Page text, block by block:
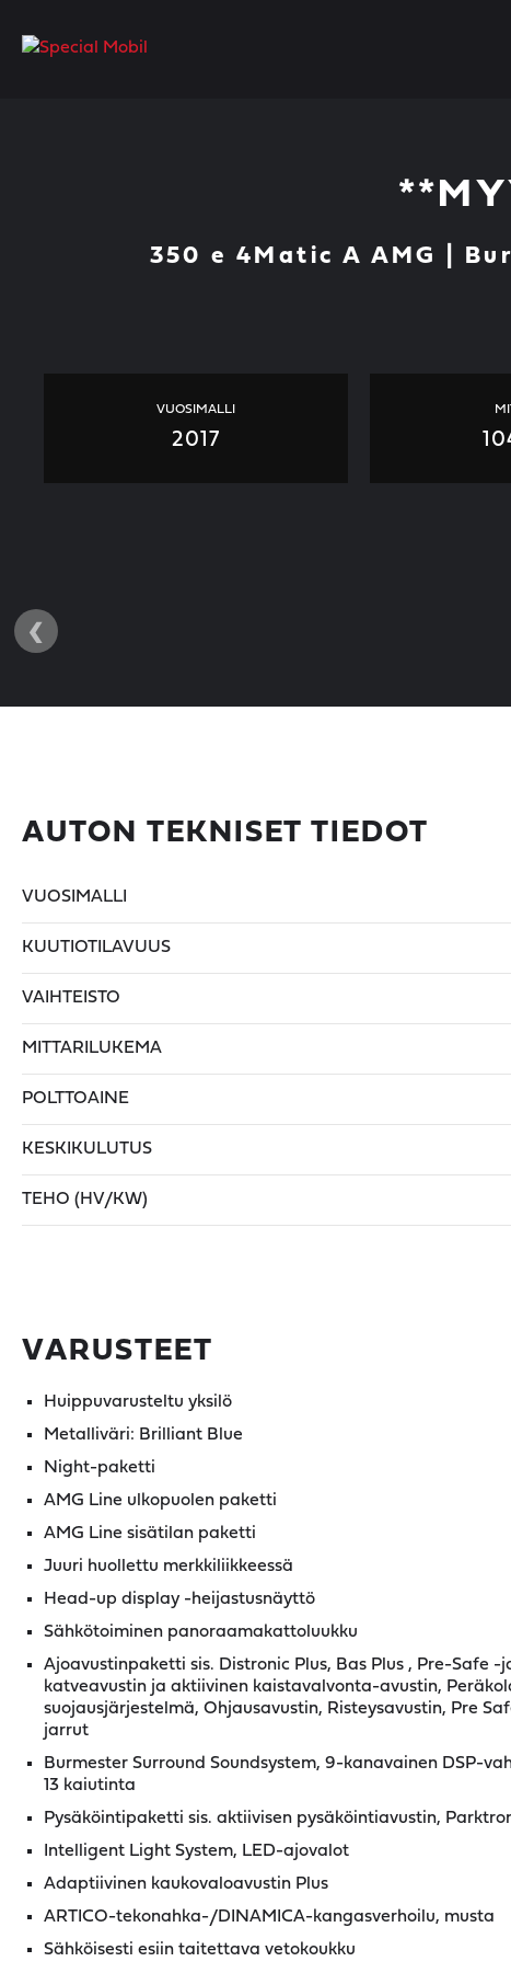
350 e 4Matic A AMG |
VUOSIMALLI
2017
‹
AUTON TEKNISET TIEDOT
VUOSIMALLI
KUUTIOTILAVUUS
VAIHTEISTO
MITTARILUKEMA
POLTTOAINE
KESKIKULUTUS
TEHO (HV/KW)
VARUSTEET
Huippuvarusteltu yksilö
Metalliväri: Brilliant Blue
Night-paketti
AMG Line ulkopuolen paketti
AMG Line sisätilan paketti
Juuri huollettu merkkiliikkeessä
Head-up display -heijastusnäyttö
Sähkötoiminen panoraamakattoluukku
Ajoavustinpaketti sis. Distronic Plus, Bas Plus , Pre-Safe
katveavustin ja aktiivinen kaistavalvonta-avustin,
suojausjärjestelmä, Ohjausavustin, Risteysavustin, Pre
jarrut
Burmester Surround Soundsystem, 9-kanavainen DSP-
13 kaiutinta
Pysäköintipaketti sis. aktiivisen pysäköintiavustin,
Intelligent Light System, LED-ajovalot
Adaptiivinen kaukovaloavustin Plus
ARTICO-tekonahka-/DINAMICA-kangasverhoilu, musta
Sähköisesti esiin taitettava vetokoukku